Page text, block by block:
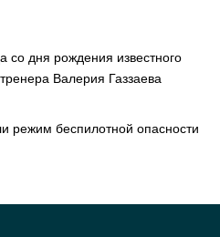
со дня рождения известного
Валерия Газзаева
режим беспилотной опасности